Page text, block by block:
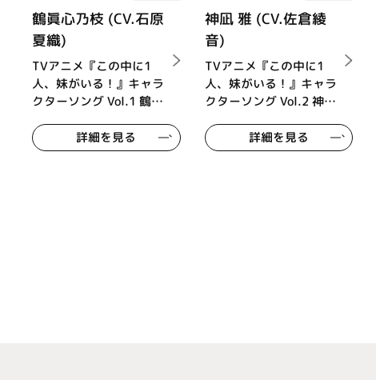
鶴眞心乃枝 (CV.石原
夏織)
TVアニメ『この中に1
人、妹がいる！』キャラ
クターソング Vol.1 鶴眞
詳細を見る
神凪 雅 (CV.佐倉綾
音)
TVアニメ『この中に1
人、妹がいる！』キャラ
クターソング Vol.2 神凪
詳細を見る